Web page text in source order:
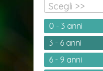
Scegli >>
0 - 3 anni
3 - 6 anni
6 - 9 anni